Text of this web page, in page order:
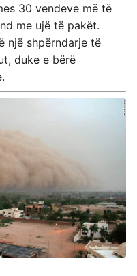
30 vendeve më të
me ujë të pakët.
një shpërndarje të
duke e bërë